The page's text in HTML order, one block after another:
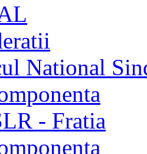
National
- Fratia